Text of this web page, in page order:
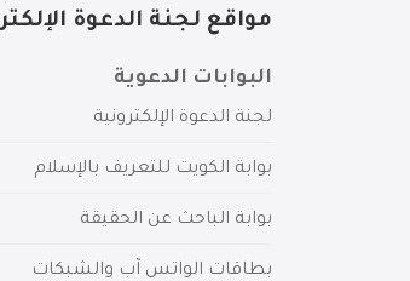
مواقع لجنة الدعوة
البوابات الدعوية
لجنة الدعوة الإلكترونية
بوابة الكويت للتعريف بالإسلام
بوابة الباحث عن الحقيقة
بطاقات الواتس آب والشبكات